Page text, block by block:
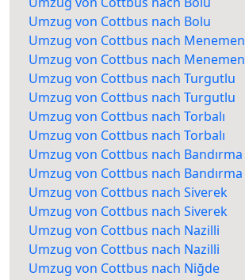
Umzug von Cottbus nach Bolu
Umzug von Cottbus nach Menemen
Umzug von Cottbus nach Menemen
Umzug von Cottbus nach Turgutlu
Umzug von Cottbus nach Turgutlu
Umzug von Cottbus nach Torbalı
Umzug von Cottbus nach Torbalı
Umzug von Cottbus nach Bandırma
Umzug von Cottbus nach Bandırma
Umzug von Cottbus nach Siverek
Umzug von Cottbus nach Siverek
Umzug von Cottbus nach Nazilli
Umzug von Cottbus nach Nazilli
Umzug von Cottbus nach Niğde